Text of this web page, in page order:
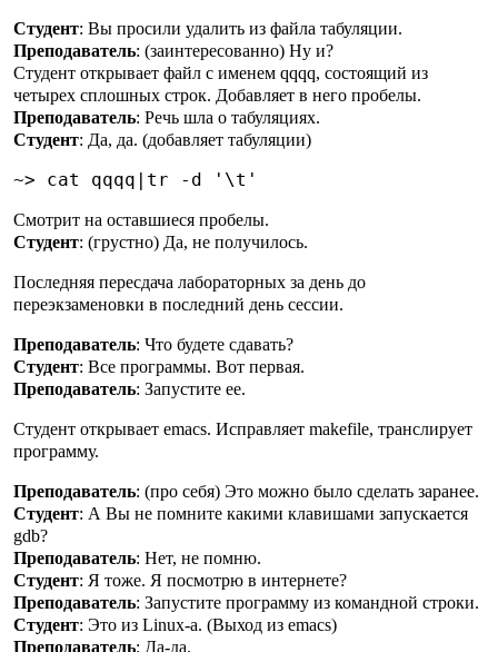
Студент: Вы просили удалить из файла табуляции.
Преподаватель: (заинтересованно) Ну и?
Студент открывает файл c именем qqqq, состоящий из
четырех сплошных строк. Добавляет в него пробелы.
Преподаватель: Речь шла о табуляциях.
Студент: Да, да. (добавляет табуляции)
Смотрит на оставшиеся пробелы.
Студент: (грустно) Да, не получилось.
Последняя пересдача лабораторных за день до
переэкзаменовки в последний день сессии.
Преподаватель: Что будете сдавать?
Студент: Все программы. Вот первая.
Преподаватель: Запустите ее.
Студент открывает emacs. Исправляет makefile, транслирует
программу.
Преподаватель: (про себя) Это можно было сделать заранее.
Студент: А Вы не помните какими клавишами запускается
gdb?
Преподаватель: Нет, не помню.
Студент: Я тоже. Я посмотрю в интернете?
Преподаватель: Запустите программу из командной строки.
Студент: Это из Linux-a. (Выход из emacs)
Преподаватель: Да-да.